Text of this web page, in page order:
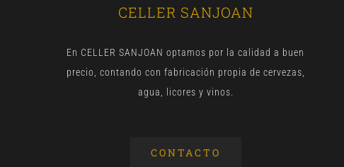
CELLER SANJOAN
En CELLER SANJOAN optamos por la calidad a buen
precio, contando con fabricación propia de cervezas,
agua, licores y vinos.
CONTACTO